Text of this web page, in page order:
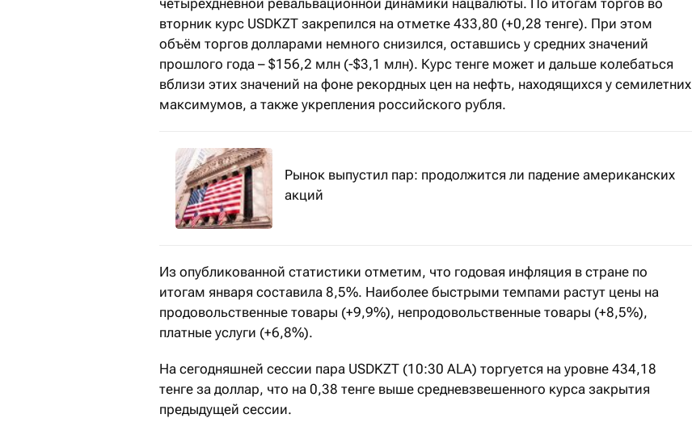
вторник курс USDKZT закрепился на отметке 433,80 (+0,28 тенге). При этом
объём торгов долларами немного снизился, оставшись у средних значений
прошлого года – $156,2 млн (-$3,1 млн). Курс тенге может и дальше колебаться
вблизи этих значений на фоне рекордных цен на нефть, находящихся у семилетних
максимумов, а также укрепления российского рубля.
Рынок выпустил пар: продолжится ли падение американских
акций
Из опубликованной статистики отметим, что годовая инфляция в стране по
итогам января составила 8,5%. Наиболее быстрыми темпами растут цены на
продовольственные товары (+9,9%), непродовольственные товары (+8,5%),
платные услуги (+6,8%).
На сегодняшней сессии пара USDKZT (10:30 ALA) торгуется на уровне 434,18
тенге за доллар, что на 0,38 тенге выше средневзвешенного курса закрытия
предыдущей сессии.